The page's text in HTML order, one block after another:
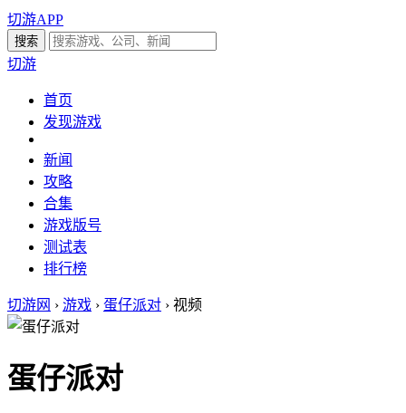
切游APP
切游
首页
发现游戏
新闻
攻略
合集
游戏版号
测试表
排行榜
切游网 › 游戏 › 蛋仔派对 › 视频
蛋仔派对